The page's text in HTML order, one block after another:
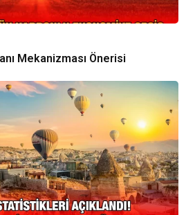
Mekanizması Önerisi